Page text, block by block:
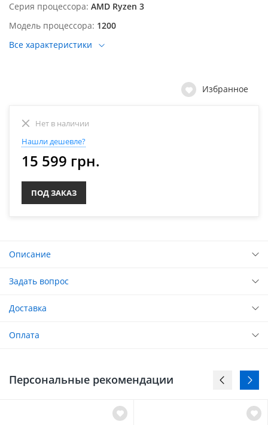
Серия процессора AMD Ryzen 3
Модель процессора 1200
Все характеристики
Избранное
Нет в наличии
Нашли дешевле?
15 599 грн.
ПОД ЗАКАЗ
Описание
Задать вопрос
Доставка
Оплата
Персональные рекомендации